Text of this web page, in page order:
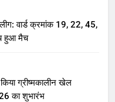
वार्ड क्रमांक 19, 22, 45,
हुआ मैच
ग्रीष्मकालीन खेल
का शुभारंभ